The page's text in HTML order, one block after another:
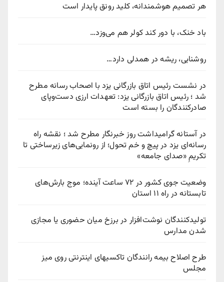
هر تصمیم هوشمندانه، کلید رونق پایدار است
باد خنک، با دور کند کولر هم می‌وزد…
روشنایی، ریشه در همدلی دارد…
در نشست رئیس اتاق بازرگانی یزد با اصحاب رسانه مطرح
شد ؛ رئیس اتاق بازرگانی یزد: تعهدات ارزی دست‌وپای
صادرکنندگان را بسته است
در آستانه گرامیداشت روز خبرنگار مطرح شد ؛ نقشه راه
رسانه‌ای یزد در پیچ‌ و خم تحول؛ از رونمایی‌های زیرساختی تا
تکریمِ «صدای جامعه»
وضعیت جوی کشور در ۷۲ ساعت آینده؛ موج بارش‌های
تابستانه در راه ۱۱ استان
تولیدکنندگان نوشت‌افزار در برزخ میان حضوری یا مجازی
شدن مدارس
طرح اصلاح بیمه رانندگان تاکسیهای اینترنتی روی میز
مجلس